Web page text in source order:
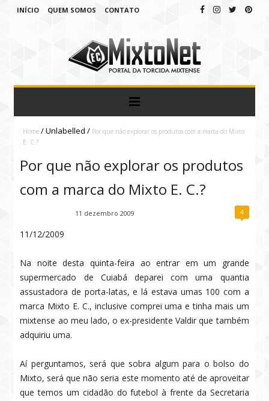
INÍCIO QUEM SOMOS CONTATO
Home /Unlabelled/ Por que não explorar os produtos com a marca do Mixto
E. C.?
Por que não explorar os produtos
com a marca do Mixto E. C.?
11 dezembro 2009 4
11/12/2009
Na noite desta quinta-feira ao entrar em um grande
supermercado de Cuiabá deparei com uma quantia
assustadora de porta-latas, e lá estava umas 100 com a
marca Mixto E. C., inclusive comprei uma e tinha mais um
mixtense ao meu lado, o ex-presidente Valdir que também
adquiriu uma.
Aí perguntamos, será que sobra algum para o bolso do
Mixto, será que não seria este momento até de aproveitar
que temos um cidadão do futebol à frente da Secretaria